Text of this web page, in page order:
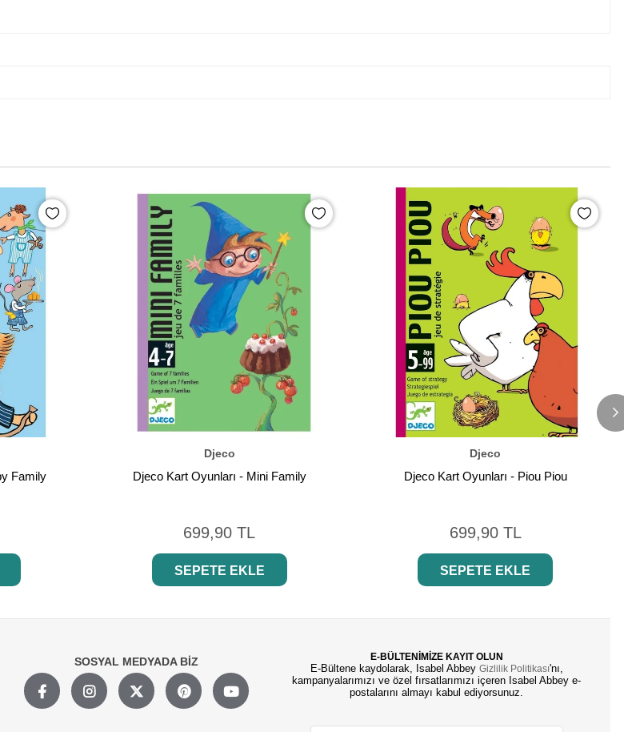
Family
Djeco
Djeco Kart Oyunları - Mini Family
699,90 TL
SEPETE EKLE
Djeco
Djeco Kart Oyunları - Piou Piou
699,90 TL
SEPETE EKLE
SOSYAL MEDYADA BİZ E-BÜLTENİMİZE KAYIT OLUN
E-Bültene kaydolarak, Isabel Abbey Gizlilik Politikası'nı,
kampanyalarımızı ve özel fırsatlarımızı içeren Isabel Abbey e-
postalarını almayı kabul ediyorsunuz.